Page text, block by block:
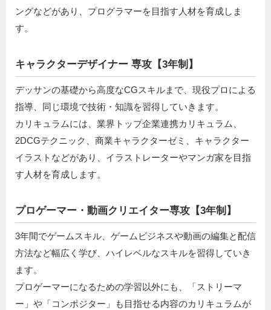
ングなどがあり、プログラマーを目指す人材を育成しま
す。
キャラクターデザイナー 専攻【3年制】
デッサンの基礎から高度なCGスキルまで、現役プロによる
指導、同じ環境で技術・知識を習得していきます。
カリキュラムには、業界トップ企業連携カリキュラム、
2DCGテクニック、商業キャラクターゼミ、キャラクター
イラストなどがあり、イラストレーターやマンガ家を目指
す人材を育成します。
プロゲーマー・動画クリエイター専攻【3年制】
3年間でゲームスキル、ゲームビジネスや動画の編集と配信
方法など幅広く学び、ハイレベルなスキルを習得していき
ます。
プロゲーマーになるための学習以外にも、「ストリーマ
ー」や「コンポジター」も目指せる内容のカリキュラムが